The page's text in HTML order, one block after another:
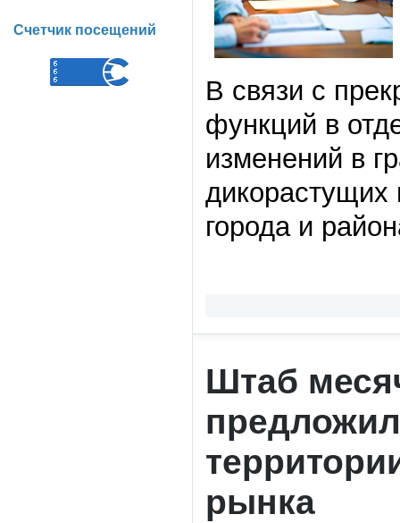
В связи с
функций в
изменений в
дикорастущих
города и
Штаб
рынка
Счетчик посещений